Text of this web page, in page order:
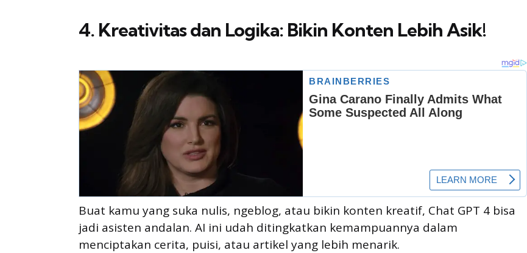
4. Kreativitas dan Logika: Bikin Konten Lebih Asik!
Buat kamu yang suka nulis, ngeblog, atau bikin konten kreatif, Chat GPT 4 bisa
jadi asisten andalan. AI ini udah ditingkatkan kemampuannya dalam
menciptakan cerita, puisi, atau artikel yang lebih menarik.